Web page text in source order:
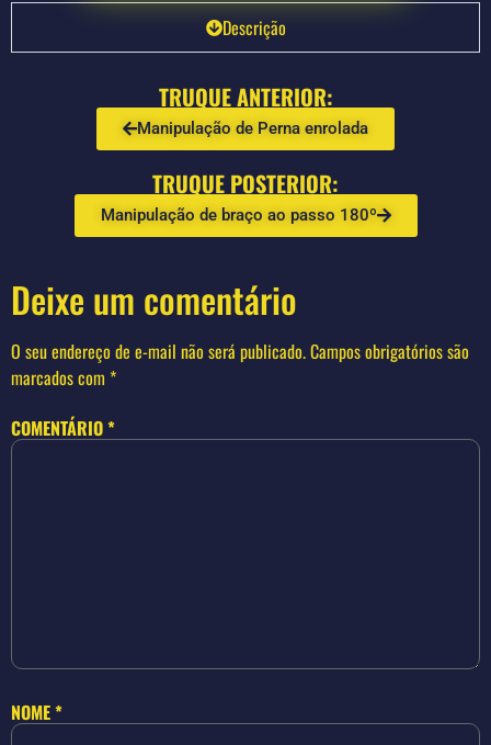
Descrição
TRUQUE ANTERIOR:
Manipulação de Perna enrolada
TRUQUE POSTERIOR:
Manipulação de braço ao passo 180º
Deixe um comentário
O seu endereço de e-mail não será publicado.Campos obrigatórios são
marcados com *
COMENTÁRIO*
NOME*